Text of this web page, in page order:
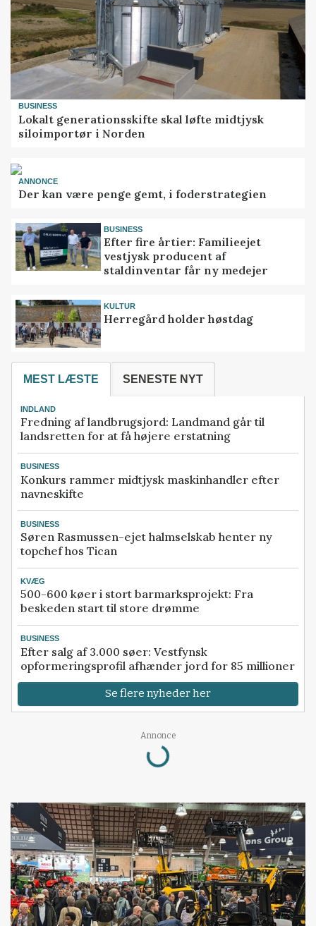
BUSINESS
Lokalt generationsskifte skal løfte midtjysk
siloimportør i Norden
ANNONCE
Der kan være penge gemt, i foderstrategien
BUSINESS
Efter fire årtier: Familieejet
vestjysk producent af
staldinventar får ny medejer
KULTUR
Herregård holder høstdag
MEST LÆSTE SENESTE NYT
INDLAND
Fredning af landbrugsjord: Landmand går til
landsretten for at få højere erstatning
BUSINESS
Konkurs rammer midtjysk maskinhandler efter
navneskifte
BUSINESS
Søren Rasmussen-ejet halmselskab henter ny
topchef hos Tican
KVÆG
500-600 køer i stort barmarksprojekt: Fra
beskeden start til store drømme
BUSINESS
Efter salg af 3.000 søer: Vestfynsk
opformeringsprofil afhænder jord for 85 millioner
Se flere nyheder her
Annonce
Loading...